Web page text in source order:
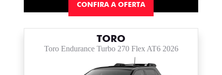
CONFIRA A OFERTA
TORO
Toro Endurance Turbo 270 Flex AT6 2026